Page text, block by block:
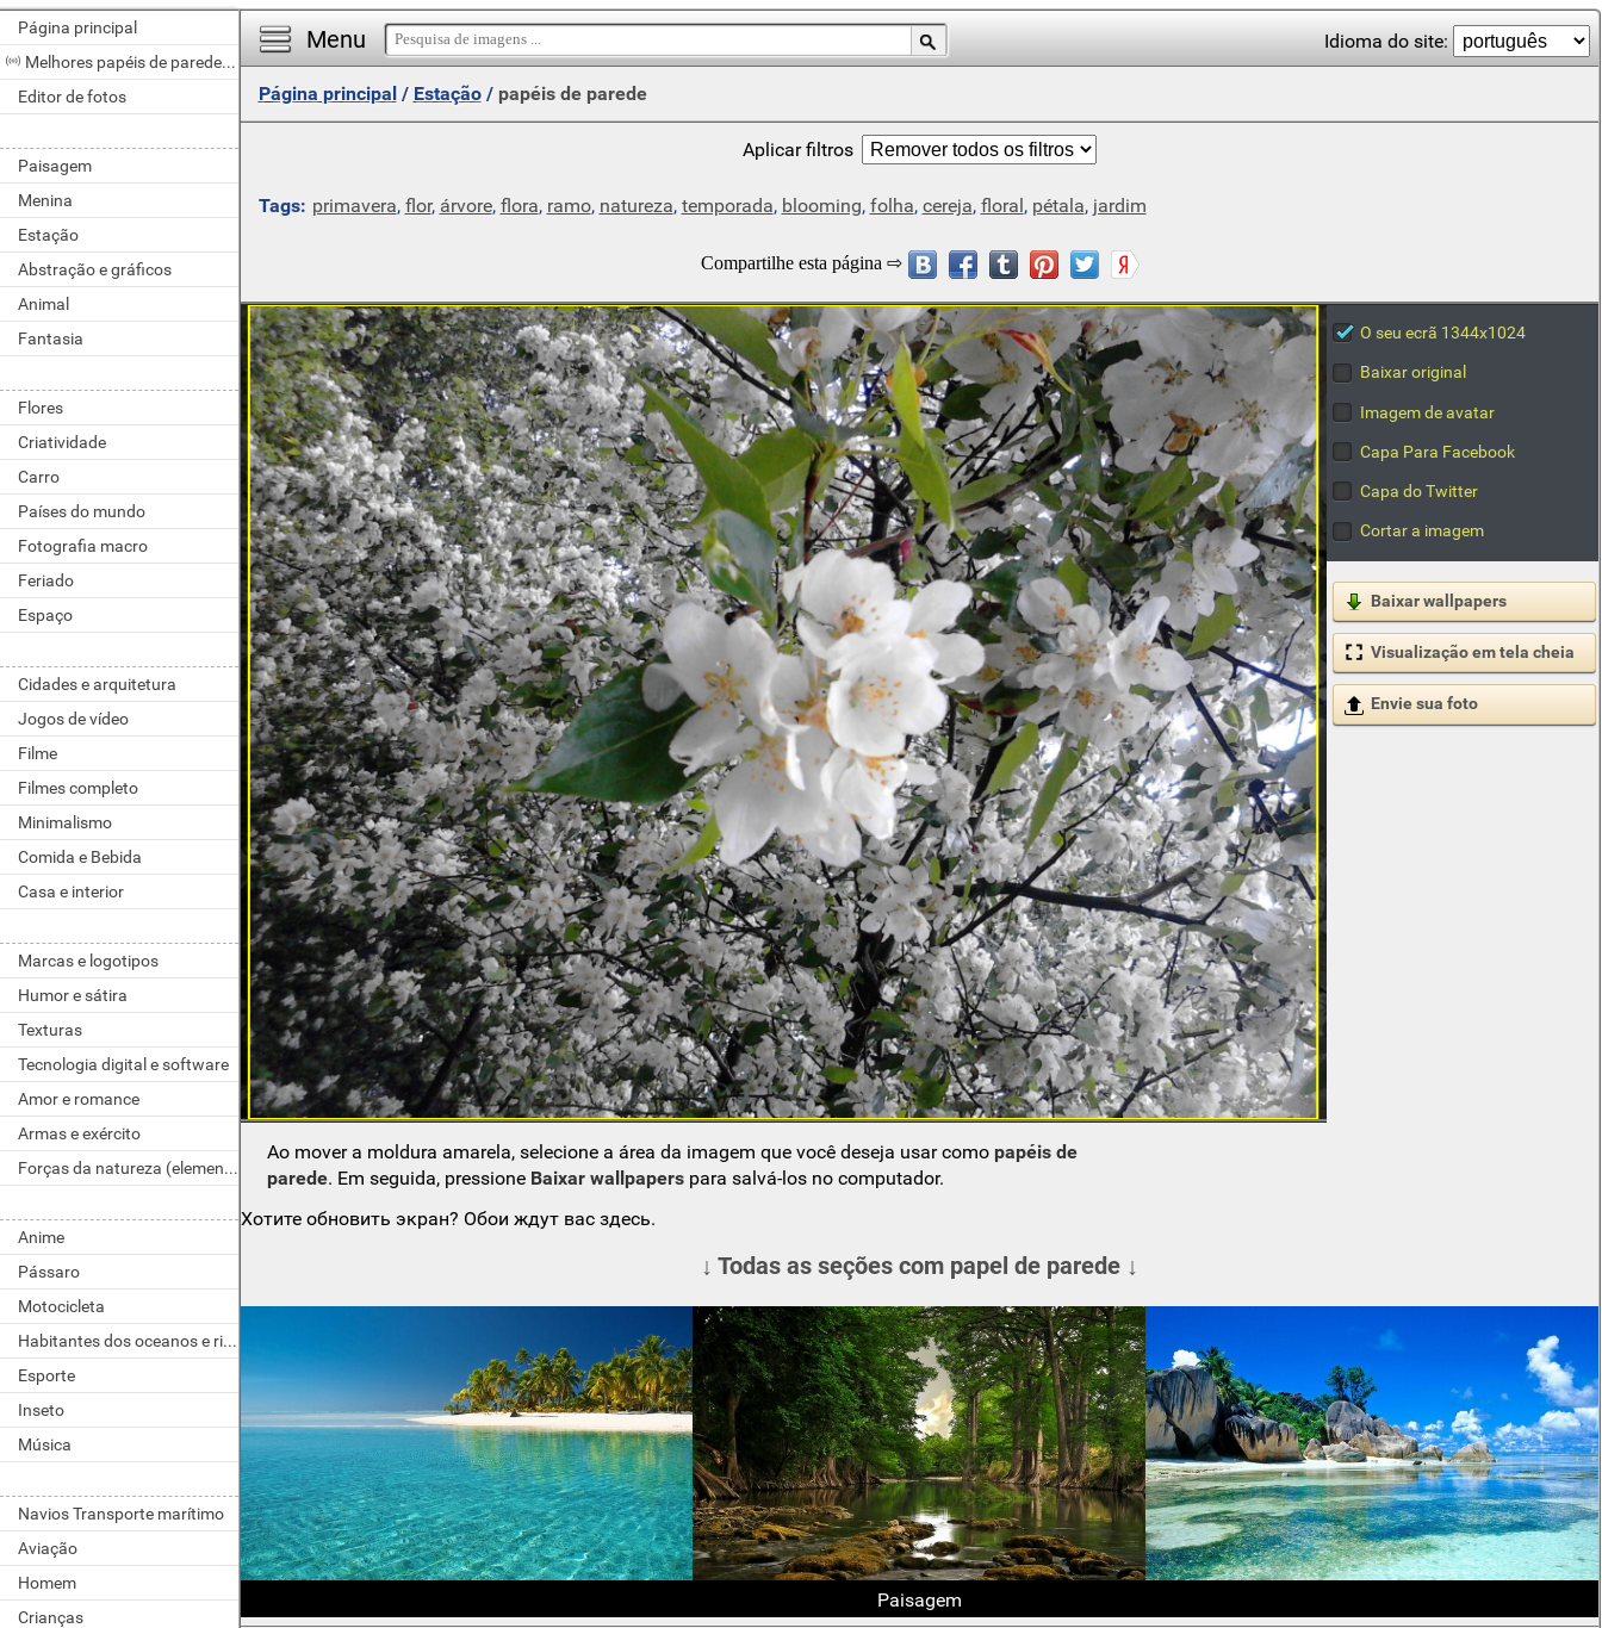
Página principal
Melhores papéis de parede do dia
Editor de fotos
Paisagem
Menina
Estação
Abstração e gráficos
Animal
Fantasia
Flores
Criatividade
Carro
Países do mundo
Fotografia macro
Feriado
Espaço
Cidades e arquitetura
Jogos de vídeo
Filme
Filmes completo
Minimalismo
Comida e Bebida
Casa e interior
Marcas e logotipos
Humor e sátira
Texturas
Tecnologia digital e software
Amor e romance
Armas e exército
Forças da natureza (elementos)
Anime
Pássaro
Motocicleta
Habitantes dos oceanos e rios
Esporte
Inseto
Música
Navios Transporte marítimo
Aviação
Homem
Crianças
Menu Idioma do site:
Página principal/ Estação/ papéis de parede
Aplicar filtros
Tags: primavera, flor, árvore, flora, ramo, natureza, temporada, blooming, folha, cereja, floral, pétala, jardim
O seu ecrã 1344x1024
Baixar original
Imagem de avatar
Capa Para Facebook
Capa do Twitter
Cortar a imagem
Baixar wallpapers
Visualização em tela cheia
Envie sua foto
Ao mover a moldura amarela, selecione a área da imagem que você deseja usar comopapéis de
parede. Em seguida, pressione Baixar wallpapers para salvá-los no computador.
Хотите обновить экран? Обои ждут вас здесь.
↓ Todas as seções com papel de parede ↓
Paisagem